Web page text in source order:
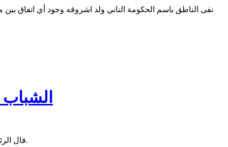
نفى الناطق باسم الحكومة الناني ولد اشروقه وجود أي اتفاق بين
قال الرئيس محمد ولد الشيخ الغزواني إنه يدرك حجم المسؤوليات في هذا الظرف الحساس، وسيتحمل هذه المسؤولية بالتشاور والتنسيق مع الجميع.